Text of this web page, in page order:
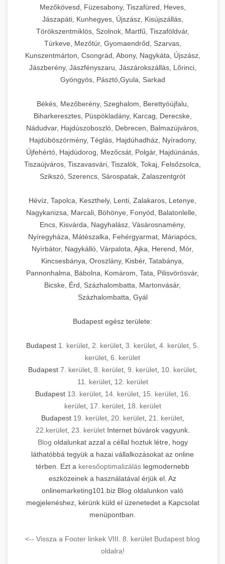
Mezőkövesd, Füzesabony, Tiszafüred, Heves,
Jászapáti, Kunhegyes, Újszász, Kisújszállás,
Törökszentmiklós, Szolnok, Martfű, Tiszaföldvár,
Túrkeve, Mezőtúr, Gyomaendrőd, Szarvas,
Kunszentmárton, Csongrád, Abony, Nagykáta, Újszász,
Jászberény, Jászfényszaru, Jászárokszállás, Lőrinci,
Gyöngyös, Pásztó,Gyula, Sarkad
Békés, Mezőberény, Szeghalom, Berettyóújfalu,
Biharkeresztes, Püspökladány, Karcag, Derecske,
Nádudvar, Hajdúszoboszló, Debrecen, Balmazújváros,
Hajdúböszörmény, Téglás, Hajdúhadház, Nyíradony,
Újfehértó, Hajdúdorog, Mezőcsát, Polgár, Hajdúnánás,
Tiszaújváros, Tiszavasvári, Tiszalök, Tokaj, Felsőzsolca,
Szikszó, Szerencs, Sárospatak, Zalaszentgrót
Hévíz, Tapolca, Keszthely, Lenti, Zalakaros, Letenye,
Nagykanizsa, Marcali, Böhönye, Fonyód, Balatonlelle,
Encs, Kisvárda, Nagyhalász, Vásárosnamény,
Nyíregyháza, Mátészalka, Fehérgyarmat, Máriapócs,
Nyírbátor, Nagykálló, Várpalota, Ajka, Herend, Mór,
Kincsesbánya, Oroszlány, Kisbér, Tatabánya,
Pannonhalma, Bábolna, Komárom, Tata, Pilisvörösvár,
Bicske, Érd, Százhalombatta, Martonvásár,
Százhalombatta, Gyál
Budapest egész területe:
Budapest 1. kerület 2. kerület 3. kerület 4. kerület 5.
kerület 6. kerület
Budapest 7. kerület 8. kerület 9. kerület 10. kerület
11. kerület, 12. kerület
Budapest 13. kerület, 14. kerület, 15. kerület, 16.
kerület, 17. kerület, 18. kerület
Budapest 19. kerület, 20. kerület, 21. kerület,
22.kerület, 23. kerületInternet búvárok vagyunk.
Blog oldalunkat azzal a céllal hoztuk létre, hogy
láthatóbbá tegyük a hazai vállalkozásokat az online
térben. Ezt a keresőoptimalizálás legmodernebb
eszközeinek a használatával érjük el. Az
onlinemarketing101.biz Blog oldalunkon való
megjelenéshez, kérünk küld el üzenetedet a Kapcsolat
menüpontban.
<-- Vissza a Footer linkek VIII. 8. kerület Budapest blog
oldalra!